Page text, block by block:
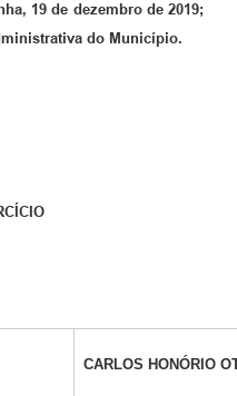
19 de dezembrode2019;
do Município.
CARLOS HONÓRIO